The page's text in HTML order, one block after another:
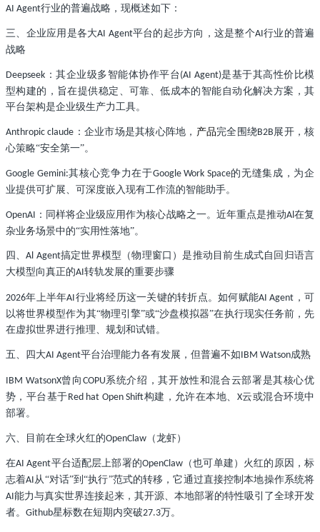
AI Agent行业的普遍战略，现概述如下：
三、企业应用是各大AI Agent平台的起步方向，这是整个AI行业的普遍
战略
Deepseek ：其企业级多智能体协作平台(AI Agent)是基于其高性价比模
型构建的，旨在提供稳定、可靠、低成本的智能自动化解决方案，其
平台架构是企业级生产力工具。
Anthropic claude ：企业市场是其核心阵地， 产品完全围绕B2B 展开，核
心策略“安全第一”。
Google Gemini:其核心竞争力在于Google Work Space的无缝集成，为企
业提供可扩展、可深度嵌入现有工作流的智能助手。
OpenAI ：同样将企业级应用作为核心战略之一。近年重点是推动Al在复
杂业务场景中的“实用性落地”。
四、Al Agent搞定世界模型（物理窗口）是推动目前生成式自回归语言
大模型向真正的AI转轨发展的重要步骤
2026年上半年AI行业将经历这一关键的转折点。如何赋能AI Agent ，可
以将世界模型作为其“物理引擎”或“沙盘模拟器”在执行现实任务前，先
在虚拟世界进行推理、规划和试错。
五、四大AI Agent平台治理能力各有发展，但普遍不如 IBM Watson成熟
IBM WatsonX曾向 COPU系统介绍，其开放性和混合云部署是其核心优
势，平台基于Red hat Open Shift构建，允许在本地、 X云或混合环境中
部署。
六、目前在全球火红的OpenClaw （龙虾）
在AI Agent平台适配层上部署的OpenClaw（也可单建）火红的原因，标
志着AI从“对话”到“执行”范式的转移，它通过直接控制本地操作系统将
AI能力与真实世界连接起来，其开源、本地部署的特性吸引了全球开发
者。 Github星标数在短期内突破27.3万。